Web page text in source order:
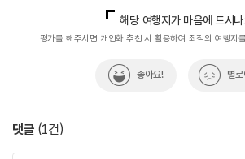
해당 여행지가 마음에 드시
평가를 해주시면 개인화 추천 시 활용하여 최적의 여행지
좋아요! 별
댓글 (1건)